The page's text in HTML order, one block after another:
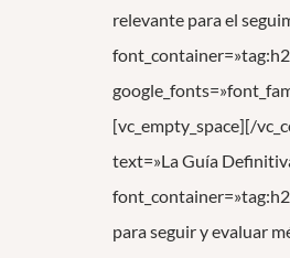
relevante para el
[vc_empty_space][/
text=»La Guía
para seguir y evaluar